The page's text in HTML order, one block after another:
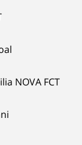
NOVA FCT